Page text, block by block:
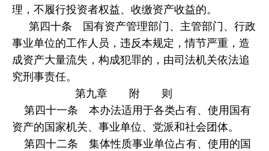
理，不履行投资者权益、收缴资产收益的。
第四十条 国有资产管理部门、主管部门、行政
事业单位的工作人员，违反本规定，情节严重，造
成资产大量流失，构成犯罪的，由司法机关依法追
究刑事责任。
第九章 附 则
第四十一条 本办法适用于各类占有、使用国有
资产的国家机关、事业单位、党派和社会团体。
第四十二条 集体性质事业单位占有、使用的国